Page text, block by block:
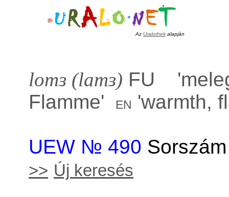
Az Uralothek alapján
lomɜ (lamɜ) FU '
Flamme' en 'warmth,
UEW № 490
>> Új keresés